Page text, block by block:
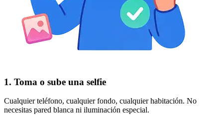
1. Toma o sube una selfie
Cualquier teléfono, cualquier fondo, cualquier habitación. No
necesitas pared blanca ni iluminación especial.